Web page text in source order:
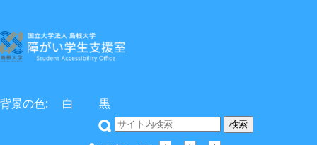
背景の色: 白 黒